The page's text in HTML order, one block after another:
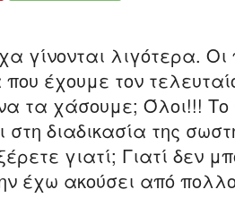
γίνονται λιγότερα.
έχουμε τον
τα χάσουμε; Όλοι!!! Το
διαδικασία της
γιατί; Γιατί δεν
έχω ακούσει από